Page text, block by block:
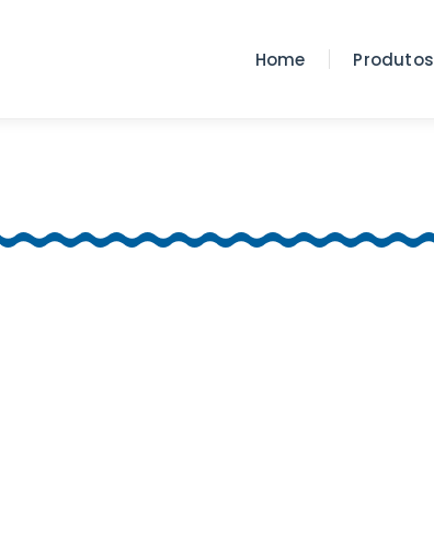
Home Produtos